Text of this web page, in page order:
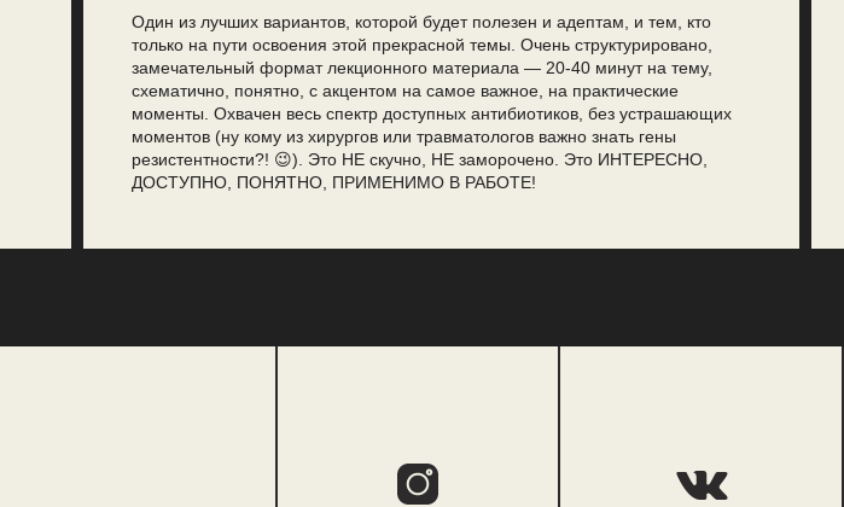
Один из лучших вариантов, которой будет полезен и адептам, и тем, кто
только на пути освоения этой прекрасной темы. Очень структурировано,
замечательный формат лекционного материала — 20-40 минут на тему,
схематично, понятно, с акцентом на самое важное, на практические
моменты. Охвачен весь спектр доступных антибиотиков, без устрашающих
моментов (ну кому из хирургов или травматологов важно знать гены
резистентности?! 😉). Это НЕ скучно, НЕ заморочено. Это ИНТЕРЕСНО,
ДОСТУПНО, ПОНЯТНО, ПРИМЕНИМО В РАБОТЕ!